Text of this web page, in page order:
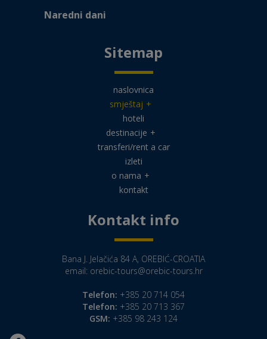
Naredni dani
Sitemap
naslovnica
smještaj +
hoteli
destinacije +
transferi/rent a car
izleti
o nama +
kontakt
Kontakt info
Bana J. Jelačića 84 A, OREBIĆ-CROATIA
email: orebic-tours@orebic-tours.hr
Telefon: +385 20 714 054
Telefon: +385 20 713 367
GSM: +385 98 243 124